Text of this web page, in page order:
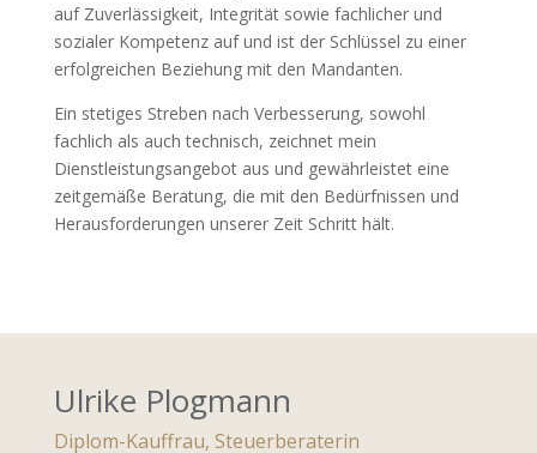
auf Zuverlässigkeit, Integrität sowie fachlicher und
sozialer Kompetenz auf und ist der Schlüssel zu einer
erfolgreichen Beziehung mit den Mandanten.
Ein stetiges Streben nach Verbesserung, sowohl
fachlich als auch technisch, zeichnet mein
Dienstleistungsangebot aus und gewährleistet eine
zeitgemäße Beratung, die mit den Bedürfnissen und
Herausforderungen unserer Zeit Schritt hält.
Ulrike Plogmann
Diplom-Kauffrau, Steuerberaterin